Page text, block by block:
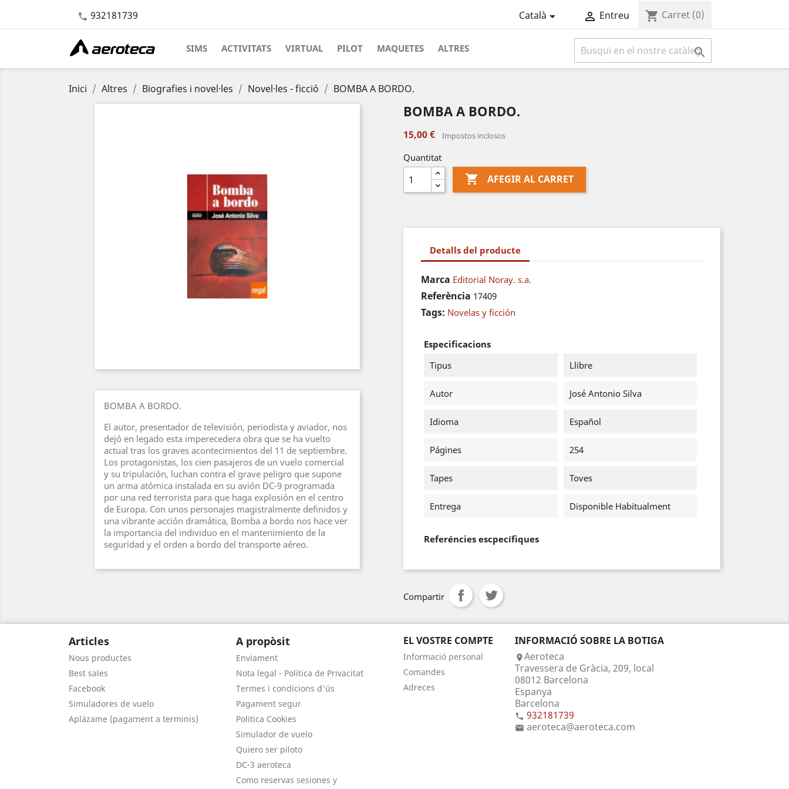
 932181739 Català  Entreu shopping_cart Carret (0)
SIMS ACTIVITATS VIRTUAL PILOT MAQUETES ALTRES 
Inici Altres Biografies i novel·les Novel·les - ficció BOMBA A BORDO.
BOMBA A BORDO.
El autor, presentador de televisión, periodista y aviador, nos
dejó en legado esta imperecedera obra que se ha vuelto
actual tras los graves acontecimientos del 11 de septiembre.
Los protagonistas, los cien pasajeros de un vuelo comercial
y su tripulación, luchan contra el grave peligro que supone
un arma atómica instalada en su avión DC-9 programada
por una red terrorista para que haga explosión en el centro
de Europa. Con unos personajes magistralmente definidos y
una vibrante acción dramática, Bomba a bordo nos hace ver
la importancia del individuo en el mantenimiento de la
seguridad y el orden a bordo del transporte aéreo.
BOMBA A BORDO.
15,00 € Impostos inclosos
Quantitat
 AFEGIR AL CARRET
Detalls del producte
Marca Editorial Noray. s.a.
Referència 17409
Tags: Novelas y ficción
Especificacions
Tipus
Llibre
Autor José Antonio Silva
Idioma Español
Págines 254
Tapes Toves
Entrega Disponible Habitualment
Referéncies escpecífiques
Compartir
Articles
Nous productes
Best sales
Facebook
Simuladores de vuelo
Aplázame (pagament a terminis)
A propòsit
Enviament
Nota legal - Política de Privacitat
Termes i condicions d'ús
Pagament segur
Politica Cookies
Simulador de vuelo
Quiero ser piloto
DC-3 aeroteca
Como reservas sesiones y
EL VOSTRE COMPTE
Informació personal
Comandes
Adreces
INFORMACIÓ SOBRE LA BOTIGA
Aeroteca
Travessera de Gràcia, 209, local
08012 Barcelona
Espanya
Barcelona
 932181739
 aeroteca@aeroteca.com